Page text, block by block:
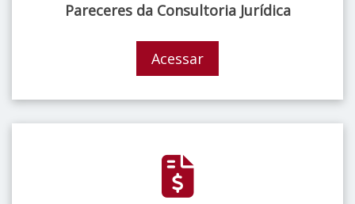
Pareceres da Consultoria Jurídica
Acessar